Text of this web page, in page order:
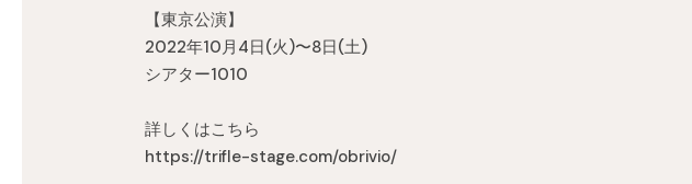
【東京公演】
2022年10月4日(火)〜8日(土)
シアター1010
詳しくはこちら
https://trifle-stage.com/obrivio/